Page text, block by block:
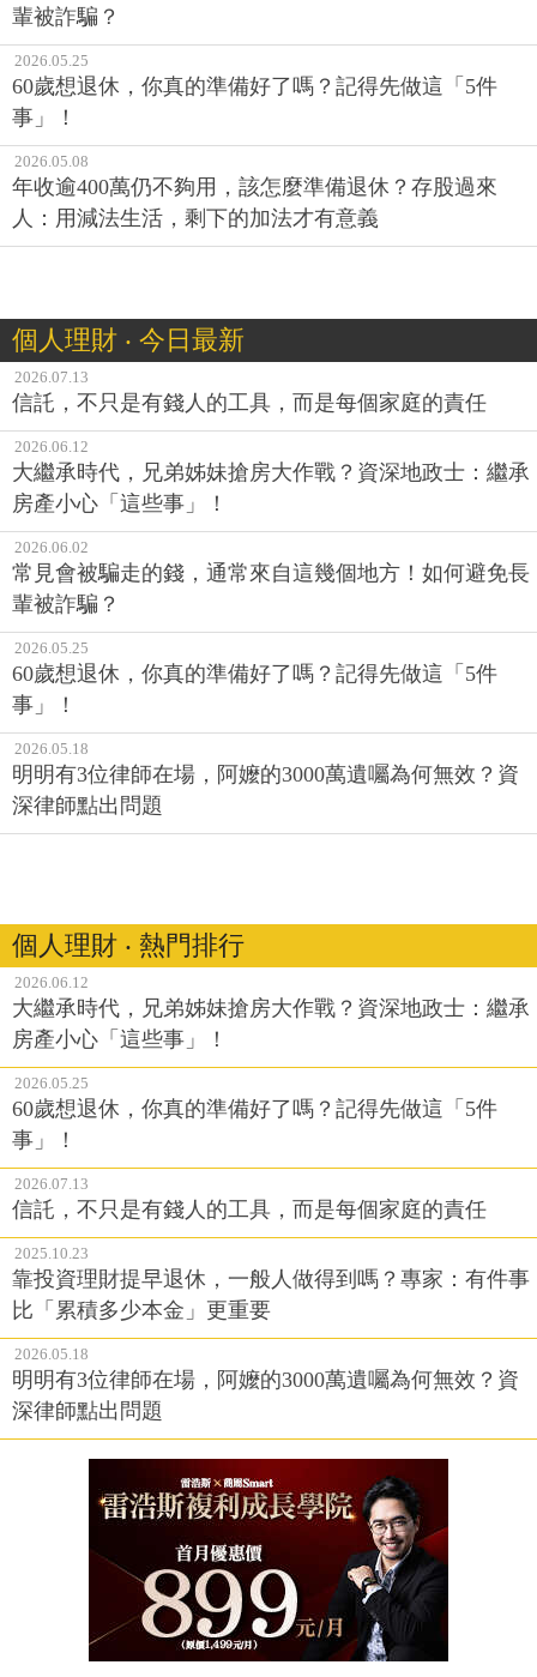
輩被詐騙？
2026.05.25
60歲想退休，你真的準備好了嗎？記得先做這「5件
事」！
2026.05.08
年收逾400萬仍不夠用，該怎麼準備退休？存股過來
人：用減法生活，剩下的加法才有意義
個人理財 ‧ 今日最新
2026.07.13
信託，不只是有錢人的工具，而是每個家庭的責任
2026.06.12
大繼承時代，兄弟姊妹搶房大作戰？資深地政士：繼承
房產小心「這些事」！
2026.06.02
常見會被騙走的錢，通常來自這幾個地方！如何避免長
輩被詐騙？
2026.05.25
60歲想退休，你真的準備好了嗎？記得先做這「5件
事」！
2026.05.18
明明有3位律師在場，阿嬤的3000萬遺囑為何無效？資
深律師點出問題
個人理財 ‧ 熱門排行
2026.06.12
大繼承時代，兄弟姊妹搶房大作戰？資深地政士：繼承
房產小心「這些事」！
2026.05.25
60歲想退休，你真的準備好了嗎？記得先做這「5件
事」！
2026.07.13
信託，不只是有錢人的工具，而是每個家庭的責任
2025.10.23
靠投資理財提早退休，一般人做得到嗎？專家：有件事
比「累積多少本金」更重要
2026.05.18
明明有3位律師在場，阿嬤的3000萬遺囑為何無效？資
深律師點出問題